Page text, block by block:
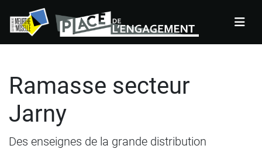
Ramasse secteur
Jarny
Des enseignes de la grande distribution
Panneau de gestion des cookies